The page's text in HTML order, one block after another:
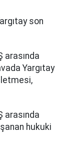
son
arasında
Yargıtay
arasında
hukuki